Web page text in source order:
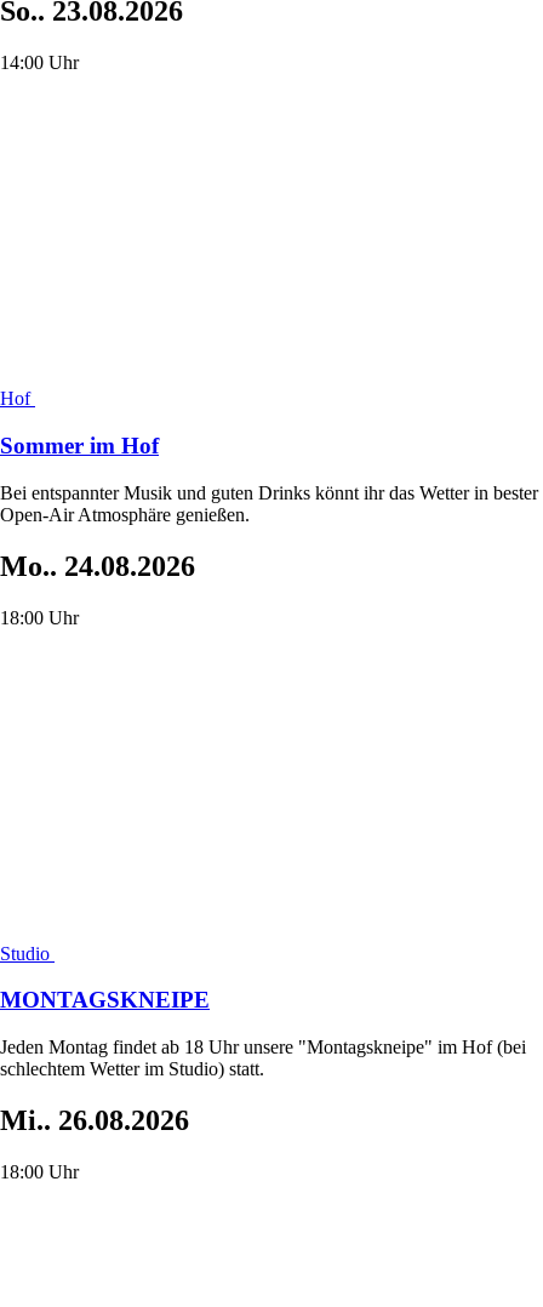
So.. 23.08.2026
14:00 Uhr
Hof
Sommer im Hof
Bei entspannter Musik und guten Drinks könnt ihr das Wetter in bester
Open-Air Atmosphäre genießen.
Mo.. 24.08.2026
18:00 Uhr
Studio
MONTAGSKNEIPE
Jeden Montag findet ab 18 Uhr unsere "Montagskneipe" im Hof (bei
schlechtem Wetter im Studio) statt.
Mi.. 26.08.2026
18:00 Uhr